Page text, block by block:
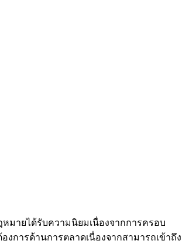
มายได้รับความนิยมเนื่องจากการครอบ
งการด้านการตลาดเนื่องจากสามารถเข้าถึง